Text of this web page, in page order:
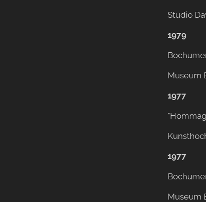
Studio
1979
Museum
1977
1977
Museum